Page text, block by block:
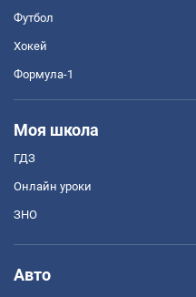
Футбол
Хокей
Формула-1
Моя школа
ГДЗ
Онлайн уроки
ЗНО
Авто